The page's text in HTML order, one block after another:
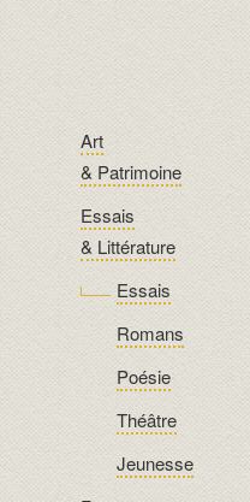
Art
& Patrimoine
Essais
& Littérature
Essais
Romans
Poésie
Théâtre
Jeunesse